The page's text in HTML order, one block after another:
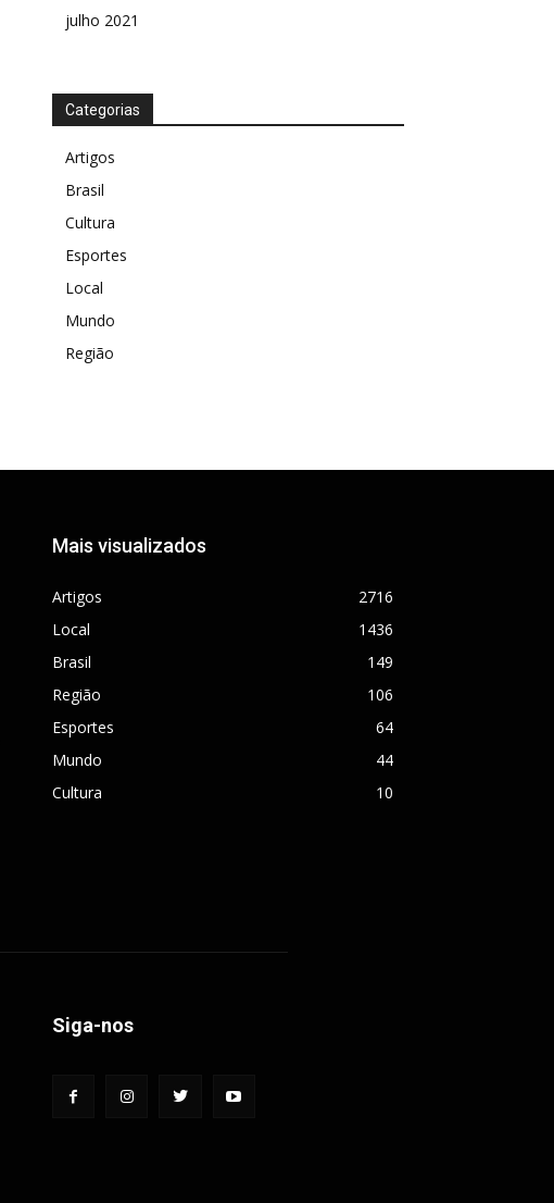
julho 2021
Categorias
Artigos
Brasil
Cultura
Esportes
Local
Mundo
Região
Mais visualizados
Artigos
2716
Local
1436
Brasil
149
Região
106
Esportes
64
Mundo
44
Cultura
10
Siga-nos